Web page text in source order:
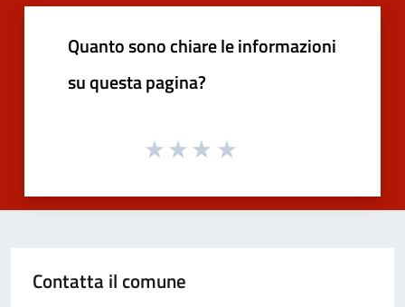
Quanto sono chiare le informazioni
su questa pagina?
Contatta il comune